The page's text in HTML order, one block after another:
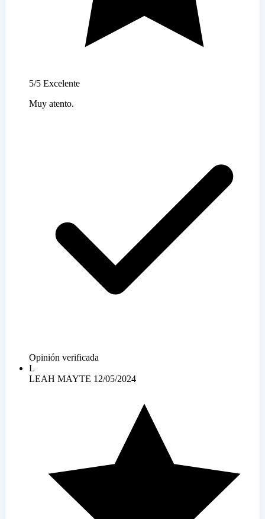
5/5 Excelente
Muy atento.
Opinión verificada
L
LEAH MAYTE 12/05/2024